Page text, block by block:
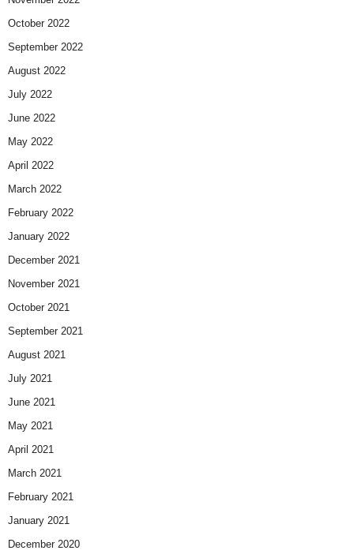
October 2022
September 2022
August 2022
July 2022
June 2022
May 2022
April 2022
March 2022
February 2022
January 2022
December 2021
November 2021
October 2021
September 2021
August 2021
July 2021
June 2021
May 2021
April 2021
March 2021
February 2021
January 2021
December 2020